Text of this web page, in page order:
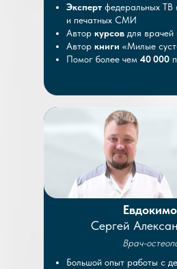
Эксперт федеральных ТВ
и печатных СМИ
Автор курсов для врачей
Автор книги «Милые
Помог более чем 40 000
Сергей
Большой опыт работы с
Врач-